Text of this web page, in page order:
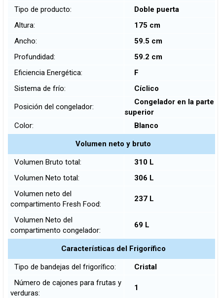
Tipo de producto:
Doble puerta
Altura:
175 cm
Ancho:
59.5 cm
Profundidad:
59.2 cm
Eficiencia Energética:
F
Sistema de frío:
Cíclico
Posición del congelador:
Congelador en la parte
superior
Color:
Blanco
Volumen neto y bruto
Volumen Bruto total:
310 L
Volumen Neto total:
306 L
Volumen neto del
compartimento Fresh Food:
237 L
Volumen Neto del
compartimento congelador:
69 L
Características del Frigorífico
Tipo de bandejas del frigorífico:
Cristal
Número de cajones para frutas y
verduras:
1